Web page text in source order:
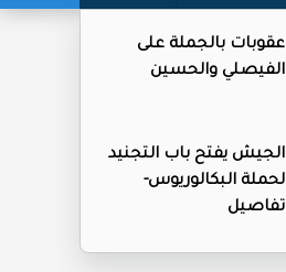
عقوبات بالجملة على
الفيصلي والحسين
الجيش يفتح باب التجنيد
لحملة البكالوريوس-
تفاصيل